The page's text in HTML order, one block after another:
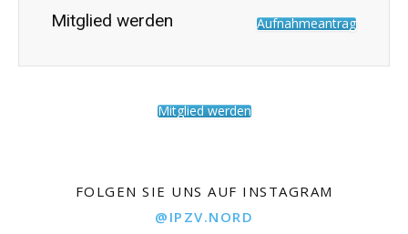
Mitglied werden Aufnahmeantrag
Mitglied werden
FOLGEN SIE UNS AUF INSTAGRAM
@IPZV.NORD